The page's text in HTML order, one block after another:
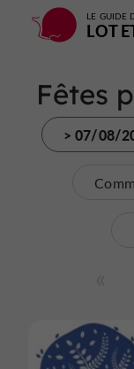
LE GUIDE
LOT
Fêtes
> 07/08/